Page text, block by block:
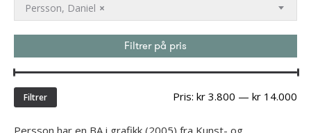
×
Persson, Daniel
Filtrer på pris
Filtrer Pris: kr 3.800 — kr 14.000